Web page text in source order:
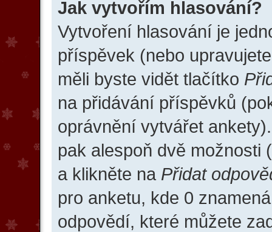
Jak vytvořím hlasování?
Vytvoření hlasování je
příspěvek (nebo
měli byste vidět tlačítko
na přidávání příspěvků
oprávnění vytvářet
pak alespoň dvě možnosti
a klikněte na Přidat
pro anketu, kde 0
odpovědí, které můžete